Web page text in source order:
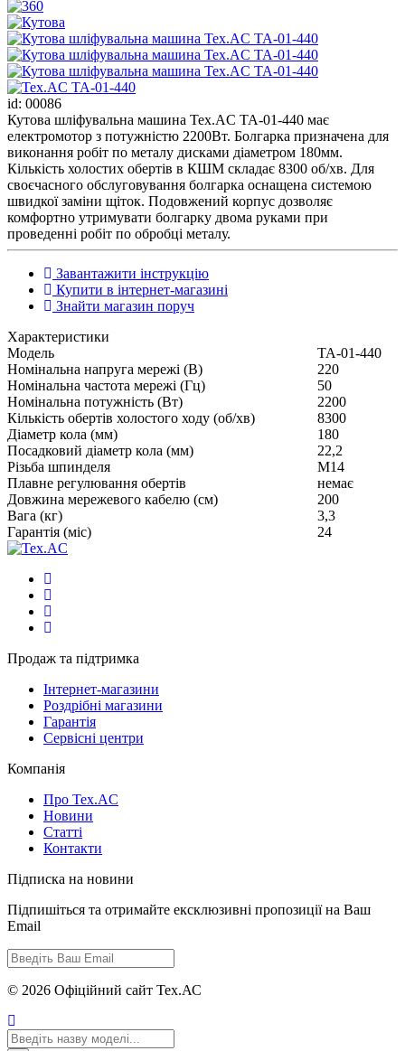
id: 00086
Кутова шліфувальна машина Tex.AC ТА-01-440 має
електромотор з потужністю 2200Вт. Болгарка призначена для
виконання робіт по металу дисками діаметром 180мм.
Кількість холостих обертів в КШМ складає 8300 об/хв. Для
своєчасного обслуговування болгарка оснащена системою
швидкої заміни щіток. Подовжений корпус дозволяє
комфортно утримувати болгарку двома руками при
проведенні робіт по обробці металу.
Завантажити інструкцію
Купити в інтернет-магазині
Знайти магазин поруч
Характеристики
Модель
ТА-01-440
Номінальна напруга мережі (В)
220
Номінальна частота мережі (Гц)
50
Номінальна потужність (Вт)
2200
Кількість обертів холостого ходу (об/хв)
8300
Діаметр кола (мм)
180
Посадковий діаметр кола (мм)
22,2
Різьба шпинделя
М14
Плавне регулювання обертів
немає
Довжина мережевого кабелю (см)
200
Вага (кг)
3,3
Гарантія (міс)
24
Продаж та підтримка
Інтернет-магазини
Роздрібні магазини
Гарантія
Сервісні центри
Компанія
Про Tex.AC
Новини
Статті
Контакти
Підписка на новини
Підпишіться та отримайте ексклюзивні пропозиції на Ваш
Email
© 2026 Офіційний сайт Тех.АС